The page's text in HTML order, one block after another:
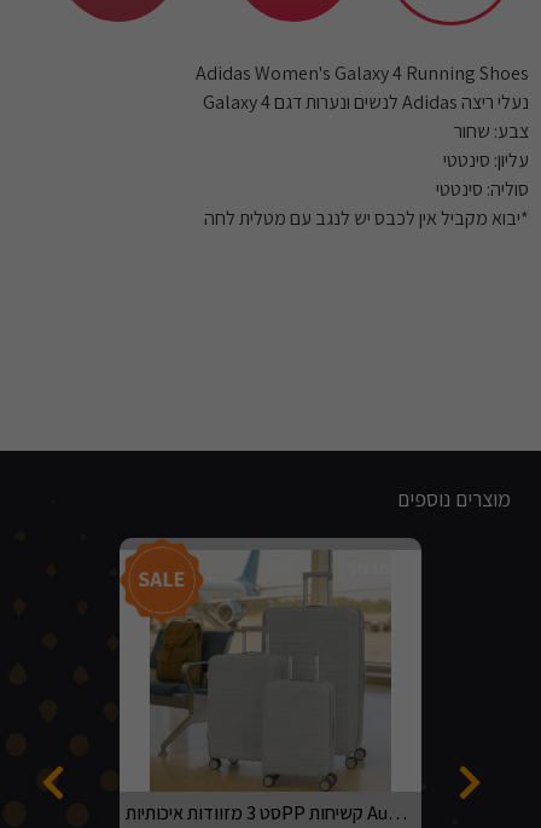
Adidas Women's Galaxy 4 Running Shoes
נעלי ריצה Adidas לנשים ונערות דגם Galaxy 4
צבע: שחור
עליון: סינטטי
סוליה: סינטטי
*יבוא מקביל אין לכבס יש לנגב עם מטלית לחה
מוצרים נוספים
סט 3 מזוודות איכותיותPP קשיחות Australian adventurer בגדלים 20, 24, 28 בצבע אפור בהיר